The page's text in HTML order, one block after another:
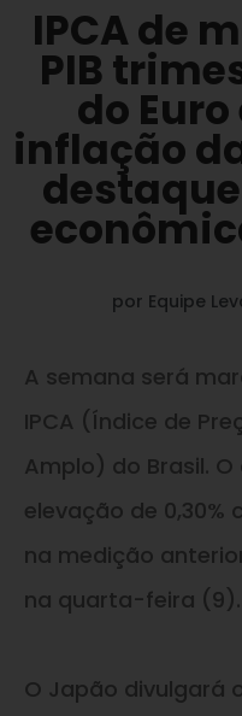
IPCA de
PIB
do
inflação
por Equipe
A semana será
IPCA (Índice de
Amplo) do Brasil.
elevação de 0,30%
na medição
na quarta-feira (9).
O Japão divulgará